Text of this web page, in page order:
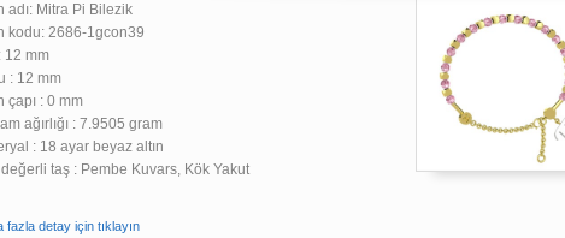
adı: Mitra Pi Bilezik
kodu: 2686-1gcon39
12 mm
: 12 mm
çapı : 0 mm
ağırlığı : 7.9505 gram
: 18 ayar beyaz altın
değerli taş : Pembe Kuvars, Kök Yakut
fazla detay için tıklayın